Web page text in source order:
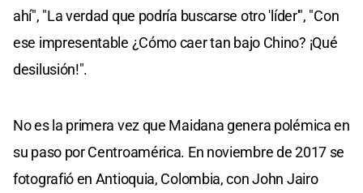
ahí", "La verdad que podría buscarse otro 'líder'", "Con
ese impresentable ¿Cómo caer tan bajo Chino? ¡Qué
desilusión!".
No es la primera vez que Maidana genera polémica en
su paso por Centroamérica. En noviembre de 2017 se
fotografió en Antioquia, Colombia, con John Jairo